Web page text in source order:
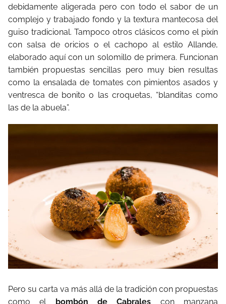
debidamente aligerada pero con todo el sabor de un
complejo y trabajado fondo y la textura mantecosa del
guiso tradicional. Tampoco otros clásicos como el pixín
con salsa de oricios o el cachopo al estilo Allande,
elaborado aquí con un solomillo de primera. Funcionan
también propuestas sencillas pero muy bien resultas
como la ensalada de tomates con pimientos asados y
ventresca de bonito o las croquetas, “blanditas como
las de la abuela”.
Pero su carta va más allá de la tradición con propuestas
como el bombón de Cabrales con manzana